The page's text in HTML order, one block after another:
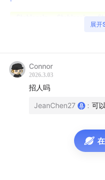
2025 年，她创立了
展开
Connor
2026.3.03
招人吗
JeanChen27 : 可